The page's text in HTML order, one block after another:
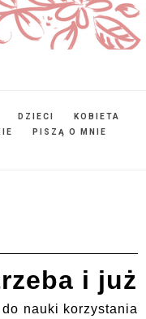
DZIECI
KOBIETA
PISZĄ O MNIE
i już
nauki korzystania